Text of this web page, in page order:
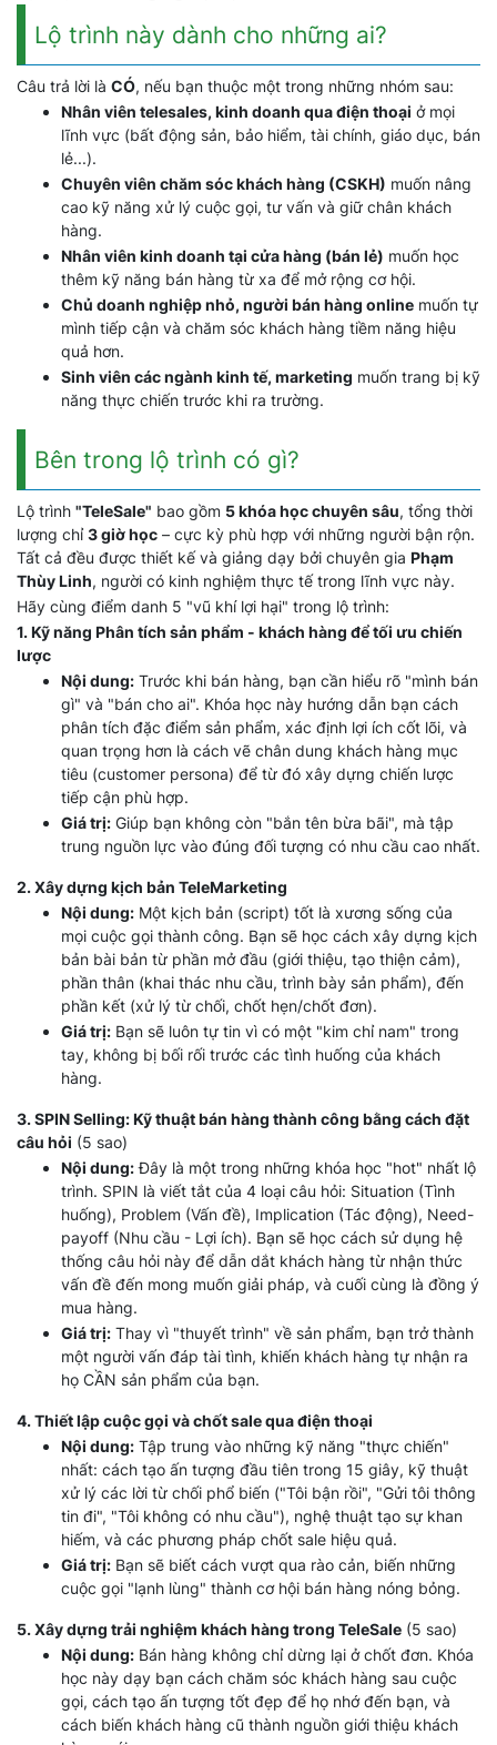
Lộ trình này dành cho những ai?
Câu trả lời là CÓ, nếu bạn thuộc một trong những nhóm sau:
Nhân viên telesales, kinh doanh qua điện thoại ở mọi
lĩnh vực (bất động sản, bảo hiểm, tài chính, giáo dục, bán
lẻ...).
Chuyên viên chăm sóc khách hàng (CSKH) muốn nâng
cao kỹ năng xử lý cuộc gọi, tư vấn và giữ chân khách
hàng.
Nhân viên kinh doanh tại cửa hàng (bán lẻ) muốn học
thêm kỹ năng bán hàng từ xa để mở rộng cơ hội.
Chủ doanh nghiệp nhỏ, người bán hàng online muốn tự
mình tiếp cận và chăm sóc khách hàng tiềm năng hiệu
quả hơn.
Sinh viên các ngành kinh tế, marketing muốn trang bị kỹ
năng thực chiến trước khi ra trường.
Bên trong lộ trình có gì?
Lộ trình "TeleSale" bao gồm 5 khóa học chuyên sâu, tổng thời
lượng chỉ 3 giờ học – cực kỳ phù hợp với những người bận rộn.
Tất cả đều được thiết kế và giảng dạy bởi chuyên gia Phạm
Thùy Linh, người có kinh nghiệm thực tế trong lĩnh vực này.
Hãy cùng điểm danh 5 "vũ khí lợi hại" trong lộ trình:
1. Kỹ năng Phân tích sản phẩm - khách hàng để tối ưu chiến
lược
Nội dung: Trước khi bán hàng, bạn cần hiểu rõ "mình bán
gì" và "bán cho ai". Khóa học này hướng dẫn bạn cách
phân tích đặc điểm sản phẩm, xác định lợi ích cốt lõi, và
quan trọng hơn là cách vẽ chân dung khách hàng mục
tiêu (customer persona) để từ đó xây dựng chiến lược
tiếp cận phù hợp.
Giá trị: Giúp bạn không còn "bắn tên bừa bãi", mà tập
trung nguồn lực vào đúng đối tượng có nhu cầu cao nhất.
2. Xây dựng kịch bản TeleMarketing
Nội dung: Một kịch bản (script) tốt là xương sống của
mọi cuộc gọi thành công. Bạn sẽ học cách xây dựng kịch
bản bài bản từ phần mở đầu (giới thiệu, tạo thiện cảm),
phần thân (khai thác nhu cầu, trình bày sản phẩm), đến
phần kết (xử lý từ chối, chốt hẹn/chốt đơn).
Giá trị: Bạn sẽ luôn tự tin vì có một "kim chỉ nam" trong
tay, không bị bối rối trước các tình huống của khách
hàng.
3. SPIN Selling: Kỹ thuật bán hàng thành công bằng cách đặt
câu hỏi (5 sao)
Nội dung:Đây là một trong những khóa học "hot" nhất lộ
trình. SPIN là viết tắt của 4 loại câu hỏi: Situation (Tình
huống), Problem (Vấn đề), Implication (Tác động), Need-
payoff (Nhu cầu - Lợi ích). Bạn sẽ học cách sử dụng hệ
thống câu hỏi này để dẫn dắt khách hàng từ nhận thức
vấn đề đến mong muốn giải pháp, và cuối cùng là đồng ý
mua hàng.
Giá trị: Thay vì "thuyết trình" về sản phẩm, bạn trở thành
một người vấn đáp tài tình, khiến khách hàng tự nhận ra
họ CẦN sản phẩm của bạn.
4. Thiết lập cuộc gọi và chốt sale qua điện thoại
Nội dung: Tập trung vào những kỹ năng "thực chiến"
nhất: cách tạo ấn tượng đầu tiên trong 15 giây, kỹ thuật
xử lý các lời từ chối phổ biến ("Tôi bận rồi", "Gửi tôi thông
tin đi", "Tôi không có nhu cầu"), nghệ thuật tạo sự khan
hiếm, và các phương pháp chốt sale hiệu quả.
Giá trị: Bạn sẽ biết cách vượt qua rào cản, biến những
cuộc gọi "lạnh lùng" thành cơ hội bán hàng nóng bỏng.
5. Xây dựng trải nghiệm khách hàng trong TeleSale (5 sao)
Nội dung: Bán hàng không chỉ dừng lại ở chốt đơn. Khóa
học này dạy bạn cách chăm sóc khách hàng sau cuộc
gọi, cách tạo ấn tượng tốt đẹp để họ nhớ đến bạn, và
cách biến khách hàng cũ thành nguồn giới thiệu khách